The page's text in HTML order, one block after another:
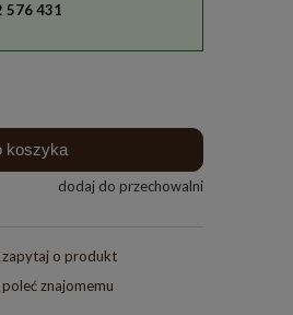
576 431
koszyka
dodaj do przechowalni
zapytaj o produkt
poleć znajomemu